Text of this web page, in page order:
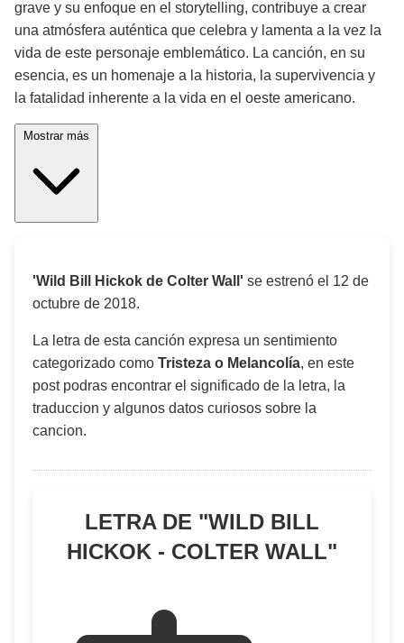
grave y su enfoque en el storytelling, contribuye a crear
una atmósfera auténtica que celebra y lamenta a la vez la
vida de este personaje emblemático. La canción, en su
esencia, es un homenaje a la historia, la supervivencia y
la fatalidad inherente a la vida en el oeste americano.
'Wild Bill Hickok de Colter Wall' se estrenó el 12 de
octubre de 2018.
La letra de esta canción expresa un sentimiento
categorizado como Tristeza o Melancolía, en este
post podras encontrar el significado de la letra, la
traduccion y algunos datos curiosos sobre la
cancion.
LETRA DE "WILD BILL
HICKOK - COLTER WALL"